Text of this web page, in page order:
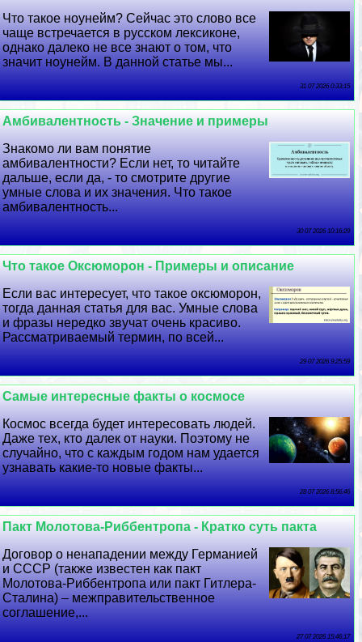
Что такое ноунейм? Сейчас это слово все
чаще встречается в русском лексиконе,
однако далеко не все знают о том, что
значит ноунейм. В данной статье мы...
31 07 2026 0:33:15
Амбивалентность - Значение и примеры
Знакомо ли вам понятие
амбивалентности? Если нет, то читайте
дальше, если да, - то смотрите другие
умные слова и их значения. Что такое
амбивалентность...
30 07 2026 10:16:29
Что такое Оксюморон - Примеры и описание
Если вас интересует, что такое оксюморон,
тогда данная статья для вас. Умные слова
и фразы нередко звучат очень красиво.
Рассматриваемый термин, по всей...
29 07 2026 9:25:59
Самые интересные факты о космосе
Космос всегда будет интересовать людей.
Даже тех, кто далек от науки. Поэтому не
случайно, что с каждым годом нам удается
узнавать какие-то новые факты...
28 07 2026 8:56:46
Пакт Молотова-Риббентропа - Кратко суть пакта
Договор о ненападении между Германией
и СССР (также известен как пакт
Молотова-Риббентропа или пакт Гитлера-
Сталина) – межправительственное
соглашение,...
27 07 2026 15:46:17